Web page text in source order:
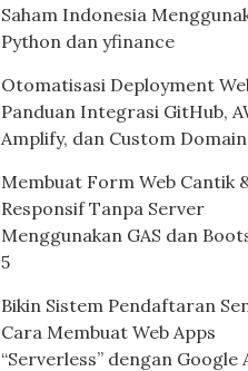
Saham Indonesia
Python dan yfinance
Otomatisasi Deployment
Panduan Integrasi GitHub,
Amplify, dan Custom Domain
Membuat Form Web Cantik
Responsif Tanpa Server
Menggunakan GAS dan
5
Bikin Sistem Pendaftaran
Cara Membuat Web Apps
“Serverless” dengan Google